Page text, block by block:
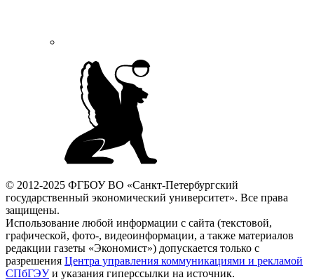
© 2012-2025 ФГБОУ ВО «Санкт-Петербургский
государственный экономический университет». Все права
защищены.
Использование любой информации с сайта (текстовой,
графической, фото-, видеоинформации, а также материалов
редакции газеты «Экономист») допускается только с
разрешения Центра управления коммуникациями и рекламой
СПбГЭУи указания гиперссылки на источник.